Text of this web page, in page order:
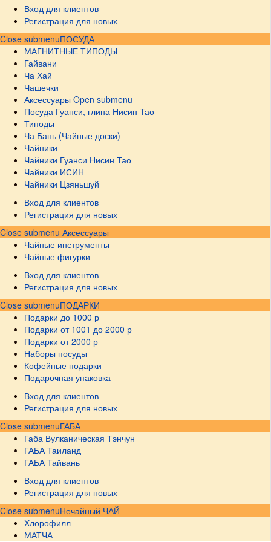
Вход для клиентов
Регистрация для новых
Close submenuПОСУДА
МАГНИТНЫЕ ТИПОДЫ
Гайвани
Ча Хай
Чашечки
Аксессуары Open submenu
Посуда Гуанси, глина Нисин Тао
Типоды
Ча Бань (Чайные доски)
Чайники
Чайники Гуанси Нисин Тао
Чайники ИСИН
Чайники Цзяньшуй
Вход для клиентов
Регистрация для новых
Close submenu Аксессуары
Чайные инструменты
Чайные фигурки
Вход для клиентов
Регистрация для новых
Close submenuПОДАРКИ
Подарки до 1000 р
Подарки от 1001 до 2000 р
Подарки от 2000 р
Наборы посуды
Кофейные подарки
Подарочная упаковка
Вход для клиентов
Регистрация для новых
Close submenuГАБА
Габа Вулканическая Тэнчун
ГАБА Таиланд
ГАБА Тайвань
Вход для клиентов
Регистрация для новых
Close submenuНечайный ЧАЙ
Хлорофилл
МАТЧА